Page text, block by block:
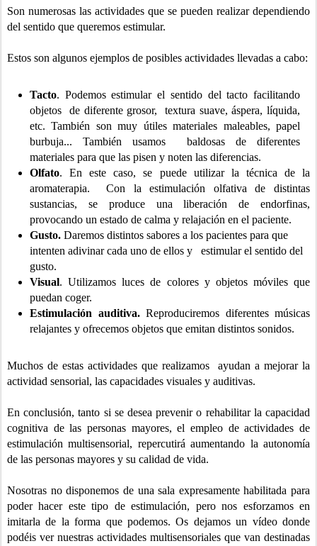
Son numerosas las actividades que se pueden realizar dependiendo
del sentido que queremos estimular.
Estos son algunos ejemplos de posibles actividades llevadas a cabo:
Tacto. Podemos estimular el sentido del tacto facilitando
objetos de diferente grosor, textura suave, áspera, líquida,
etc. También son muy útiles materiales maleables, papel
burbuja... También usamos baldosas de diferentes
materiales para que las pisen y noten las diferencias.
Olfato. En este caso, se puede utilizar la técnica de la
aromaterapia. Con la estimulación olfativa de distintas
sustancias, se produce una liberación de endorfinas,
provocando un estado de calma y relajación en el paciente.
Gusto. Daremos distintos sabores a los pacientes para que
intenten adivinar cada uno de ellos y estimular el sentido del
gusto.
Visual. Utilizamos luces de colores y objetos móviles que
puedan coger.
Estimulación auditiva.Reproduciremos diferentes músicas
relajantes y ofrecemos objetos que emitan distintos sonidos.
Muchos de estas actividades que realizamos ayudan a mejorar la
actividad sensorial, las capacidades visuales y auditivas.
En conclusión, tanto si se desea prevenir o rehabilitar la capacidad
cognitiva de las personas mayores, el empleo de actividades de
estimulación multisensorial, repercutirá aumentando la autonomía
de las personas mayores y su calidad de vida.
Nosotras no disponemos de una sala expresamente habilitada para
poder hacer este tipo de estimulación, pero nos esforzamos en
imitarla de la forma que podemos. Os dejamos un vídeo donde
podéis ver nuestras actividades multisensoriales que van destinadas